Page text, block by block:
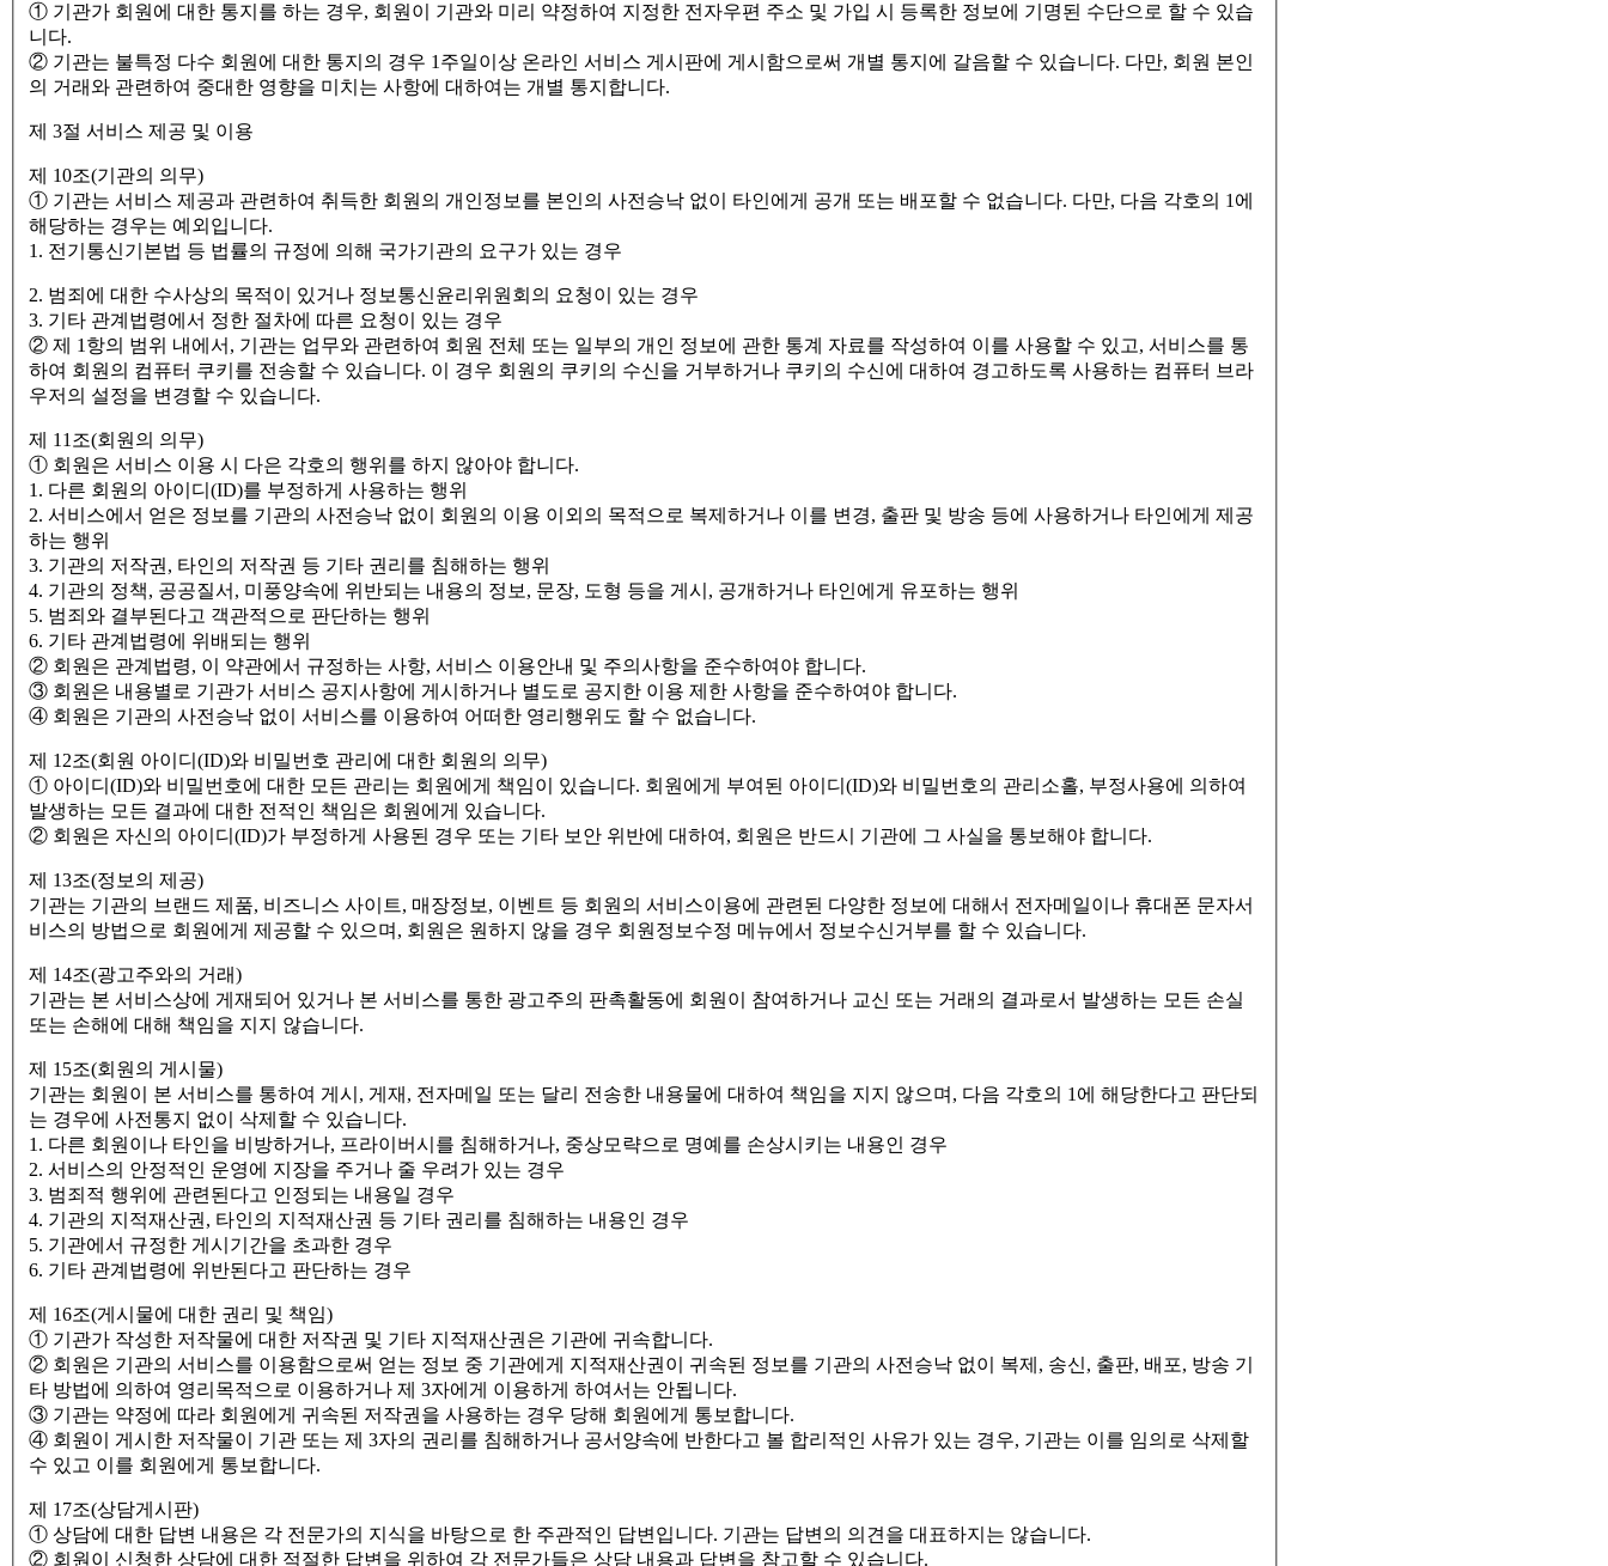
① 기관가 회원에 대한 통지를 하는 경우, 회원이 기관와 미리 약정하여 지정한 전자우편 주소 및 가입 시 등록한 정보에 기명된 수단으로 할 수 있습
니다.
② 기관는 불특정 다수 회원에 대한 통지의 경우 1주일이상 온라인 서비스 게시판에 게시함으로써 개별 통지에 갈음할 수 있습니다. 다만, 회원 본인
의 거래와 관련하여 중대한 영향을 미치는 사항에 대하여는 개별 통지합니다.
제 3절 서비스 제공 및 이용
제 10조(기관의 의무)
① 기관는 서비스 제공과 관련하여 취득한 회원의 개인정보를 본인의 사전승낙 없이 타인에게 공개 또는 배포할 수 없습니다. 다만, 다음 각호의 1에
해당하는 경우는 예외입니다.
1. 전기통신기본법 등 법률의 규정에 의해 국가기관의 요구가 있는 경우
2. 범죄에 대한 수사상의 목적이 있거나 정보통신윤리위원회의 요청이 있는 경우
3. 기타 관계법령에서 정한 절차에 따른 요청이 있는 경우
② 제 1항의 범위 내에서, 기관는 업무와 관련하여 회원 전체 또는 일부의 개인 정보에 관한 통계 자료를 작성하여 이를 사용할 수 있고, 서비스를 통
하여 회원의 컴퓨터 쿠키를 전송할 수 있습니다. 이 경우 회원의 쿠키의 수신을 거부하거나 쿠키의 수신에 대하여 경고하도록 사용하는 컴퓨터 브라
우저의 설정을 변경할 수 있습니다.
제 11조(회원의 의무)
① 회원은 서비스 이용 시 다은 각호의 행위를 하지 않아야 합니다.
1. 다른 회원의 아이디(ID)를 부정하게 사용하는 행위
2. 서비스에서 얻은 정보를 기관의 사전승낙 없이 회원의 이용 이외의 목적으로 복제하거나 이를 변경, 출판 및 방송 등에 사용하거나 타인에게 제공
하는 행위
3. 기관의 저작권, 타인의 저작권 등 기타 권리를 침해하는 행위
4. 기관의 정책, 공공질서, 미풍양속에 위반되는 내용의 정보, 문장, 도형 등을 게시, 공개하거나 타인에게 유포하는 행위
5. 범죄와 결부된다고 객관적으로 판단하는 행위
6. 기타 관계법령에 위배되는 행위
② 회원은 관계법령, 이 약관에서 규정하는 사항, 서비스 이용안내 및 주의사항을 준수하여야 합니다.
③ 회원은 내용별로 기관가 서비스 공지사항에 게시하거나 별도로 공지한 이용 제한 사항을 준수하여야 합니다.
④ 회원은 기관의 사전승낙 없이 서비스를 이용하여 어떠한 영리행위도 할 수 없습니다.
제 12조(회원 아이디(ID)와 비밀번호 관리에 대한 회원의 의무)
① 아이디(ID)와 비밀번호에 대한 모든 관리는 회원에게 책임이 있습니다. 회원에게 부여된 아이디(ID)와 비밀번호의 관리소홀, 부정사용에 의하여
발생하는 모든 결과에 대한 전적인 책임은 회원에게 있습니다.
② 회원은 자신의 아이디(ID)가 부정하게 사용된 경우 또는 기타 보안 위반에 대하여, 회원은 반드시 기관에 그 사실을 통보해야 합니다.
제 13조(정보의 제공)
기관는 기관의 브랜드 제품, 비즈니스 사이트, 매장정보, 이벤트 등 회원의 서비스이용에 관련된 다양한 정보에 대해서 전자메일이나 휴대폰 문자서
비스의 방법으로 회원에게 제공할 수 있으며, 회원은 원하지 않을 경우 회원정보수정 메뉴에서 정보수신거부를 할 수 있습니다.
제 14조(광고주와의 거래)
기관는 본 서비스상에 게재되어 있거나 본 서비스를 통한 광고주의 판촉활동에 회원이 참여하거나 교신 또는 거래의 결과로서 발생하는 모든 손실
또는 손해에 대해 책임을 지지 않습니다.
제 15조(회원의 게시물)
기관는 회원이 본 서비스를 통하여 게시, 게재, 전자메일 또는 달리 전송한 내용물에 대하여 책임을 지지 않으며, 다음 각호의 1에 해당한다고 판단되
는 경우에 사전통지 없이 삭제할 수 있습니다.
1. 다른 회원이나 타인을 비방하거나, 프라이버시를 침해하거나, 중상모략으로 명예를 손상시키는 내용인 경우
2. 서비스의 안정적인 운영에 지장을 주거나 줄 우려가 있는 경우
3. 범죄적 행위에 관련된다고 인정되는 내용일 경우
4. 기관의 지적재산권, 타인의 지적재산권 등 기타 권리를 침해하는 내용인 경우
5. 기관에서 규정한 게시기간을 초과한 경우
6. 기타 관계법령에 위반된다고 판단하는 경우
제 16조(게시물에 대한 권리 및 책임)
① 기관가 작성한 저작물에 대한 저작권 및 기타 지적재산권은 기관에 귀속합니다.
② 회원은 기관의 서비스를 이용함으로써 얻는 정보 중 기관에게 지적재산권이 귀속된 정보를 기관의 사전승낙 없이 복제, 송신, 출판, 배포, 방송 기
타 방법에 의하여 영리목적으로 이용하거나 제 3자에게 이용하게 하여서는 안됩니다.
③ 기관는 약정에 따라 회원에게 귀속된 저작권을 사용하는 경우 당해 회원에게 통보합니다.
④ 회원이 게시한 저작물이 기관 또는 제 3자의 권리를 침해하거나 공서양속에 반한다고 볼 합리적인 사유가 있는 경우, 기관는 이를 임의로 삭제할
수 있고 이를 회원에게 통보합니다.
제 17조(상담게시판)
① 상담에 대한 답변 내용은 각 전문가의 지식을 바탕으로 한 주관적인 답변입니다. 기관는 답변의 의견을 대표하지는 않습니다.
② 회원이 신청한 상담에 대한 적절한 답변을 위하여 각 전문가들은 상담 내용과 답변을 참고할 수 있습니다.